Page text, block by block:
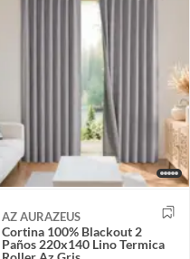
AZ AURAZEUS
Cortina 100% Blackout 2
Paños 220x140 Lino Termica